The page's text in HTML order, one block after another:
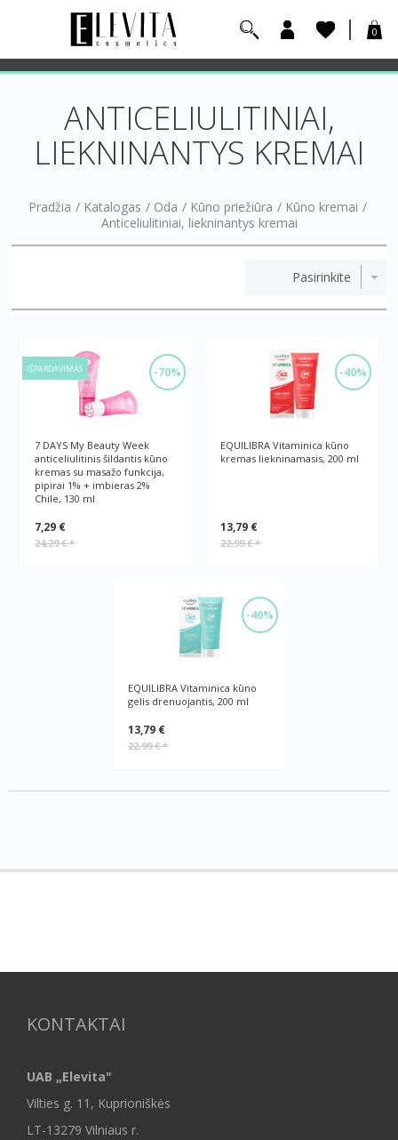
0
ANTICELIULITINIAI,
LIEKNINANTYS KREMAI
Pradžia / Katalogas / Oda / Kūno priežiūra / Kūno kremai /
Anticeliulitiniai, liekninantys kremai
-70%
IŠPARDAVIMAS
7 DAYS My Beauty Week
anticeliulitinis šildantis kūno
kremas su masažo funkcija,
pipirai 1% + imbieras 2%
Chile, 130 ml
7,29 €
24,29 €*
-40%
EQUILIBRA Vitaminica kūno
kremas liekninamasis, 200 ml
13,79 €
22,99 €*
-40%
EQUILIBRA Vitaminica kūno
gelis drenuojantis, 200 ml
13,79 €
22,99 €*
KONTAKTAI
UAB „Elevita"
Vilties g. 11, Kuprioniškės
LT-13279 Vilniaus r.